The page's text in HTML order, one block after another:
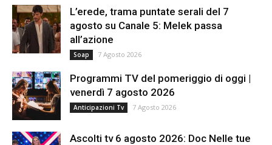
L’erede, trama puntate serali del 7
agosto su Canale 5: Melek passa
all’azione
Soap 7 Agosto 2026
Programmi TV del pomeriggio di oggi |
venerdì 7 agosto 2026
Anticipazioni Tv 7 Agosto 2026
Ascolti tv 6 agosto 2026: Doc Nelle tue